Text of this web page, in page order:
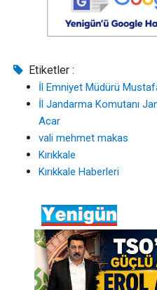
Etiketler :
İl Emniyet Müdürü
İl Jandarma Komutanı
Acar
vali mehmet makas
Kırıkkale
Kırıkkale Haberleri